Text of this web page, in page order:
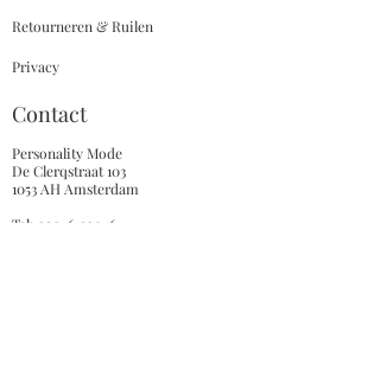
Retourneren & Ruilen
Privacy
Contact
Personality Mode
De Clerqstraat 103
1053 AH Amsterdam
Tel: 020-6122046